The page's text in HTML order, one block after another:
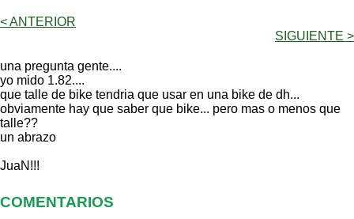
< ANTERIOR
SIGUIENTE >
una pregunta gente....
yo mido 1.82....
que talle de bike tendria que usar en una bike de dh...
obviamente hay que saber que bike... pero mas o menos que
talle??
un abrazo
JuaN!!!
COMENTARIOS